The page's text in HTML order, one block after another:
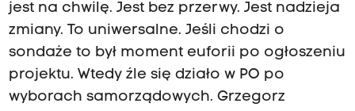
jest na chwilę. Jest bez przerwy. Jest nadzieja
zmiany. To uniwersalne. Jeśli chodzi o
sondaże to był moment euforii po ogłoszeniu
projektu. Wtedy źle się działo w PO po
wyborach samorządowych. Grzegorz